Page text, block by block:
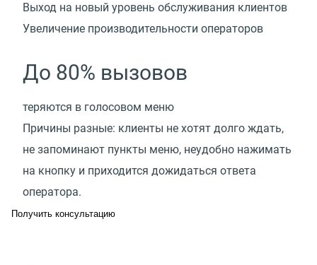
Выход на новый уровень обслуживания клиентов
Увеличение производительности операторов
До 80% вызовов
теряются в голосовом меню
Причины разные: клиенты не хотят долго ждать,
не запоминают пункты меню, неудобно нажимать
на кнопку и приходится дожидаться ответа
оператора.
Получить консультацию